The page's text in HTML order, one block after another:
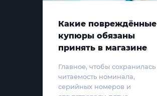
Какие повреждённые
купюры обязаны
принять в магазине
Главное, чтобы сохранилась
читаемость номинала,
серийных номеров и